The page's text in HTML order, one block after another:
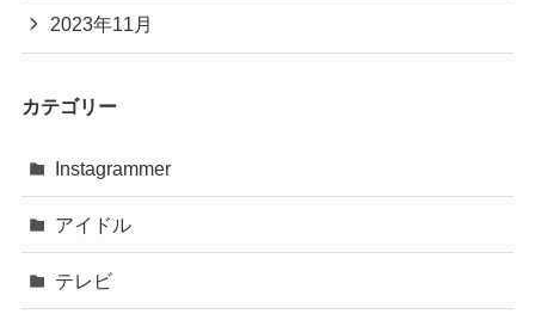
2023年11月
カテゴリー
Instagrammer
アイドル
テレビ